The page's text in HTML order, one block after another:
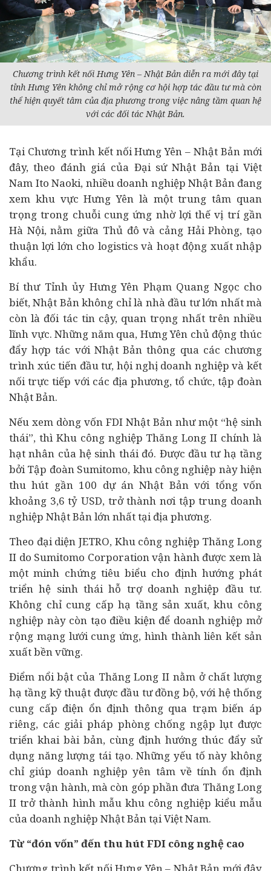
Chương trình kết nối Hưng Yên – Nhật Bản diễn ra mới đây tại
tỉnh Hưng Yên không chỉ mở rộng cơ hội hợp tác đầu tư mà còn
thể hiện quyết tâm của địa phương trong việc nâng tầm quan hệ
với các đối tác Nhật Bản.
Tại Chương trình kết nối Hưng Yên – Nhật Bản mới
đây, theo đánh giá của Đại sứ Nhật Bản tại Việt
Nam Ito Naoki, nhiều doanh nghiệp Nhật Bản đang
xem khu vực Hưng Yên là một trung tâm quan
trọng trong chuỗi cung ứng nhờ lợi thế vị trí gần
Hà Nội, nằm giữa Thủ đô và cảng Hải Phòng, tạo
thuận lợi lớn cho logistics và hoạt động xuất nhập
khẩu.
Bí thư Tỉnh ủy Hưng Yên Phạm Quang Ngọc cho
biết, Nhật Bản không chỉ là nhà đầu tư lớn nhất mà
còn là đối tác tin cậy, quan trọng nhất trên nhiều
lĩnh vực. Những năm qua, Hưng Yên chủ động thúc
đẩy hợp tác với Nhật Bản thông qua các chương
trình xúc tiến đầu tư, hội nghị doanh nghiệp và kết
nối trực tiếp với các địa phương, tổ chức, tập đoàn
Nhật Bản.
Nếu xem dòng vốn FDI Nhật Bản như một “hệ sinh
thái”, thì Khu công nghiệp Thăng Long II chính là
hạt nhân của hệ sinh thái đó. Được đầu tư hạ tầng
bởi Tập đoàn Sumitomo, khu công nghiệp này hiện
thu hút gần 100 dự án Nhật Bản với tổng vốn
khoảng 3,6 tỷ USD, trở thành nơi tập trung doanh
nghiệp Nhật Bản lớn nhất tại địa phương.
Theo đại diện JETRO, Khu công nghiệp Thăng Long
II do Sumitomo Corporation vận hành được xem là
một minh chứng tiêu biểu cho định hướng phát
triển hệ sinh thái hỗ trợ doanh nghiệp đầu tư.
Không chỉ cung cấp hạ tầng sản xuất, khu công
nghiệp này còn tạo điều kiện để doanh nghiệp mở
rộng mạng lưới cung ứng, hình thành liên kết sản
xuất bền vững.
Điểm nổi bật của Thăng Long II nằm ở chất lượng
hạ tầng kỹ thuật được đầu tư đồng bộ, với hệ thống
cung cấp điện ổn định thông qua trạm biến áp
riêng, các giải pháp phòng chống ngập lụt được
triển khai bài bản, cùng định hướng thúc đẩy sử
dụng năng lượng tái tạo. Những yếu tố này không
chỉ giúp doanh nghiệp yên tâm về tính ổn định
trong vận hành, mà còn góp phần đưa Thăng Long
II trở thành hình mẫu khu công nghiệp kiểu mẫu
của doanh nghiệp Nhật Bản tại Việt Nam.
Từ “đón vốn” đến thu hút FDI công nghệ cao